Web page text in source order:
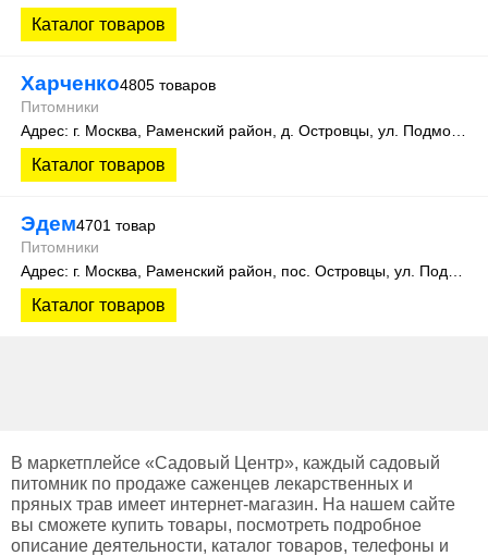
Каталог товаров
Харченко4805 товаров
Питомники
Каталог товаров
Эдем4701 товар
Питомники
Каталог товаров
В маркетплейсе «Садовый Центр», каждый садовый
питомник по продаже саженцев лекарственных и
пряных трав имеет интернет-магазин. На нашем сайте
вы сможете купить товары, посмотреть подробное
описание деятельности, каталог товаров, телефоны и